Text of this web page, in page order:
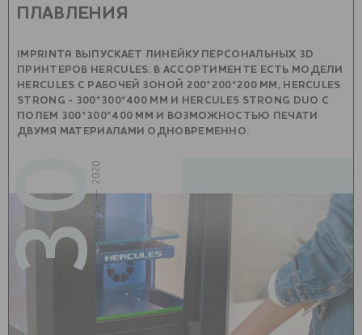
ПЛАВЛЕНИЯ
IMPRINTA ВЫПУСКАЕТ ЛИНЕЙКУ ПЕРСОНАЛЬНЫХ 3D
ПРИНТЕРОВ HERCULES. В АССОРТИМЕНТЕ ЕСТЬ МОДЕЛИ
HERCULES С РАБОЧЕЙ ЗОНОЙ 200*200*200 ММ, HERCULES
STRONG - 300*300*400 ММ И HERCULES STRONG DUO С
ПОЛЕМ 300*300*400 ММ И ВОЗМОЖНОСТЬЮ ПЕЧАТИ
ДВУМЯ МАТЕРИАЛАМИ ОДНОВРЕМЕННО.
30
сентябрь — 2020